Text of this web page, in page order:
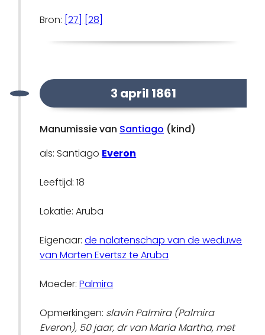
Bron: [27] [28]
3 april 1861
Manumissie van Santiago (kind)
als: Santiago Everon
Leeftijd: 18
Lokatie: Aruba
Eigenaar:de nalatenschap van de weduwe
van Marten Evertsz te Aruba
Moeder:Palmira
Opmerkingen: slavin Palmira (Palmira
Everon), 50 jaar, dr van Maria Martha, met